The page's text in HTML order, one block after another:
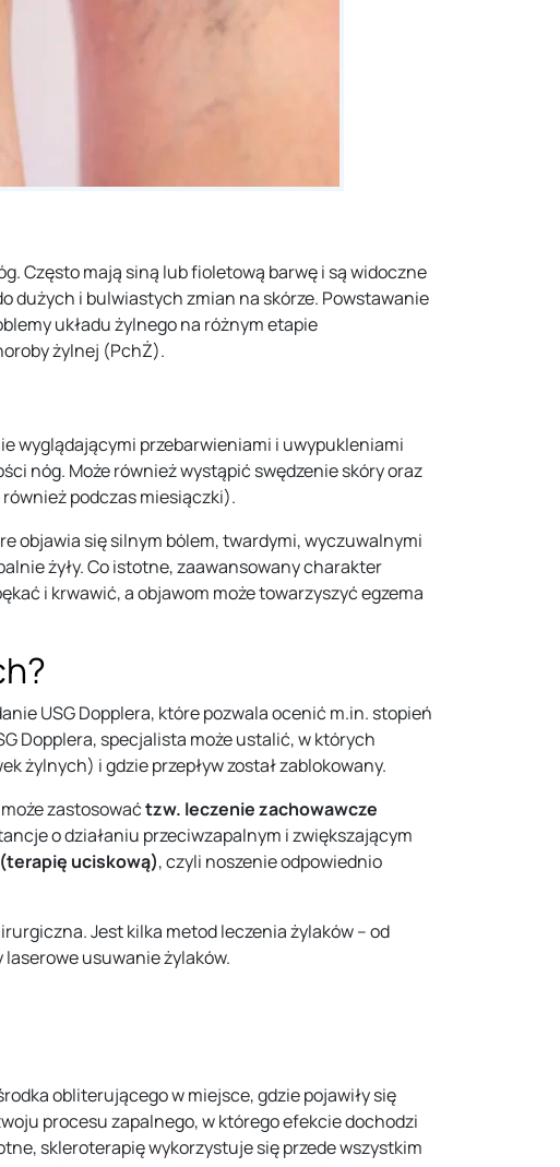
Często mają siną lub fioletową barwę i są widoczne
dużych i bulwiastych zmian na skórze. Powstawanie
układu żylnego na różnym etapie
żylnej (PchŻ).
wyglądającymi przebarwieniami i uwypukleniami
nóg. Może również wystąpić swędzenie skóry oraz
podczas miesiączki).
objawia się silnym bólem, twardymi, wyczuwalnymi
żyły. Co istotne, zaawansowany charakter
i krwawić, a objawom może towarzyszyć egzema
USG Dopplera, które pozwala ocenić m.in. stopień
Dopplera, specjalista może ustalić, w których
żylnych) i gdzie przepływ został zablokowany.
zastosowaćtzw. leczenie zachowawcze
o działaniu przeciwzapalnym i zwiększającym
uciskową), czyli noszenie odpowiednio
Jest kilka metod leczenia żylaków – od
usuwanie żylaków.
obliterującego w miejsce, gdzie pojawiły się
procesu zapalnego, w którego efekcie dochodzi
skleroterapię wykorzystuje się przede wszystkim